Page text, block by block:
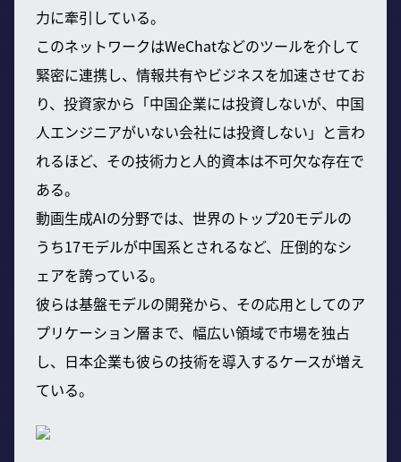
力に牽引している。
このネットワークはWeChatなどのツールを介して
緊密に連携し、情報共有やビジネスを加速させてお
り、投資家から「中国企業には投資しないが、中国
人エンジニアがいない会社には投資しない」と言わ
れるほど、その技術力と人的資本は不可欠な存在で
ある。
動画生成AIの分野では、世界のトップ20モデルの
うち17モデルが中国系とされるなど、圧倒的なシ
ェアを誇っている。
彼らは基盤モデルの開発から、その応用としてのア
プリケーション層まで、幅広い領域で市場を独占
し、日本企業も彼らの技術を導入するケースが増え
ている。